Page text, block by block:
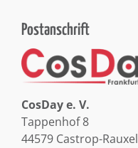
Postanschrift
CosDay e. V.
Tappenhof 8
44579 Castrop-Rauxel